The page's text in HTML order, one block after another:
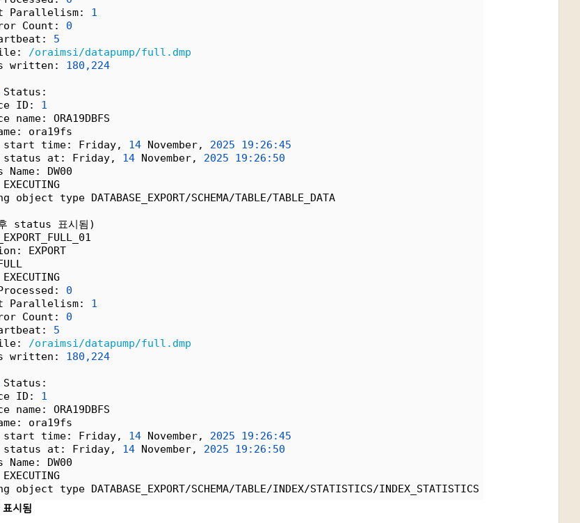
Parallelism: 1
Count: 0
5
/oraimsi/datapump/full.dmp
written: 180,224
Status:
ID: 1
ORA19DBFS
ora19fs
start time: Friday, 14 November, 2025
19:26:45
at: Friday, 14 November, 2025
19:26:50
DW00
object type DATABASE_EXPORT/SCHEMA/TABLE/TABLE_DATA
status 표시됨)
EXPORT
0
Parallelism: 1
Count: 0
5
/oraimsi/datapump/full.dmp
written: 180,224
Status:
ID: 1
ORA19DBFS
ora19fs
start time: Friday, 14 November, 2025
19:26:45
at: Friday, 14 November, 2025
19:26:50
DW00
object type DATABASE_EXPORT/SCHEMA/TABLE/INDEX/STATISTICS/INDEX_STATISTICS
시됨